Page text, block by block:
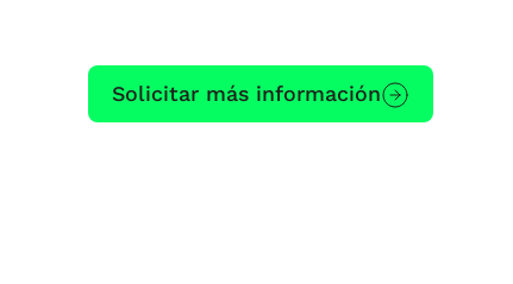
Solicitar más información